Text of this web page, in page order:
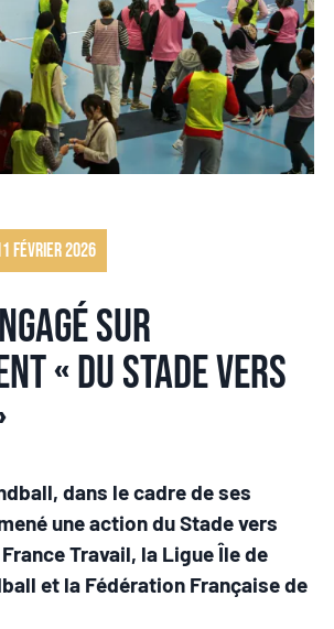
février 2026
sur
« Du Stade vers
dans le cadre de ses
une action du Stade vers
Travail, la Ligue Île de
et la Fédération Française de